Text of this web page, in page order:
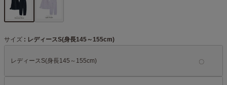
サイズ レディースS(身長145～155cm)
レディースS(身長145～155cm)